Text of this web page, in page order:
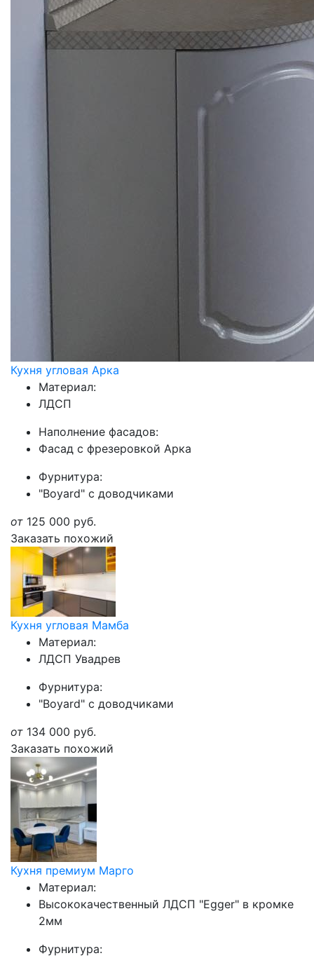
Кухня угловая Арка
Материал:
ЛДСП
Наполнение фасадов:
Фасад с фрезеровкой Арка
Фурнитура:
"Boyard" с доводчиками
от 125 000 руб.
Заказать похожий
Кухня угловая Мамба
Материал:
ЛДСП Увадрев
Фурнитура:
"Boyard" с доводчиками
от 134 000 руб.
Заказать похожий
Кухня премиум Марго
Материал:
Высококачественный ЛДСП "Egger" в кромке
2мм
Фурнитура: